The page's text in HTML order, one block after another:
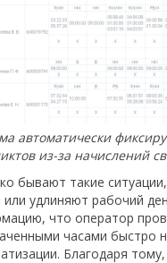
автоматически
из-за начислений
бывают такие
удлиняют рабочий
что оператор
часами быстро
Благодаря